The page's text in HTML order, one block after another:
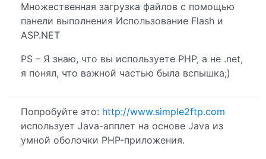
Множественная загрузка файлов с помощью
панели выполнения Использование Flash и
ASP.NET
PS – Я знаю, что вы используете PHP, а не .net,
я понял, что важной частью была вспышка;)
Попробуйте это: http://www.simple2ftp.com
использует Java-апплет на основе Java из
умной оболочки PHP-приложения.